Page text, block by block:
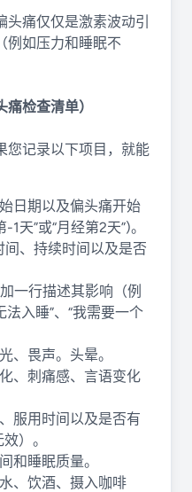
痛仅仅是激素波动引
例如压力和睡眠不
检查清单）
您记录以下项目，就能
日期以及偏头痛开始
天”或“月经第2天”)。
间、持续时间以及是否
一行描述其影响（例
法入睡”、“我需要一个
、畏声。头晕。
、刺痛感、言语变化
服用时间以及是否有
）。
和睡眠质量。
、饮酒、摄入咖啡